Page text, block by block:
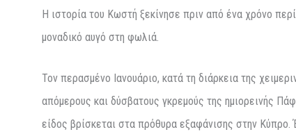
Η ιστορία του Κωστή ξεκίνησε πριν από ένα χρόνο
μοναδικό αυγό στη φωλιά.
Τον περασμένο Ιανουάριο, κατά τη διάρκεια της
απόμερους και δύσβατους γκρεμούς της ημιορεινής
είδος βρίσκεται στα πρόθυρα εξαφάνισης στην